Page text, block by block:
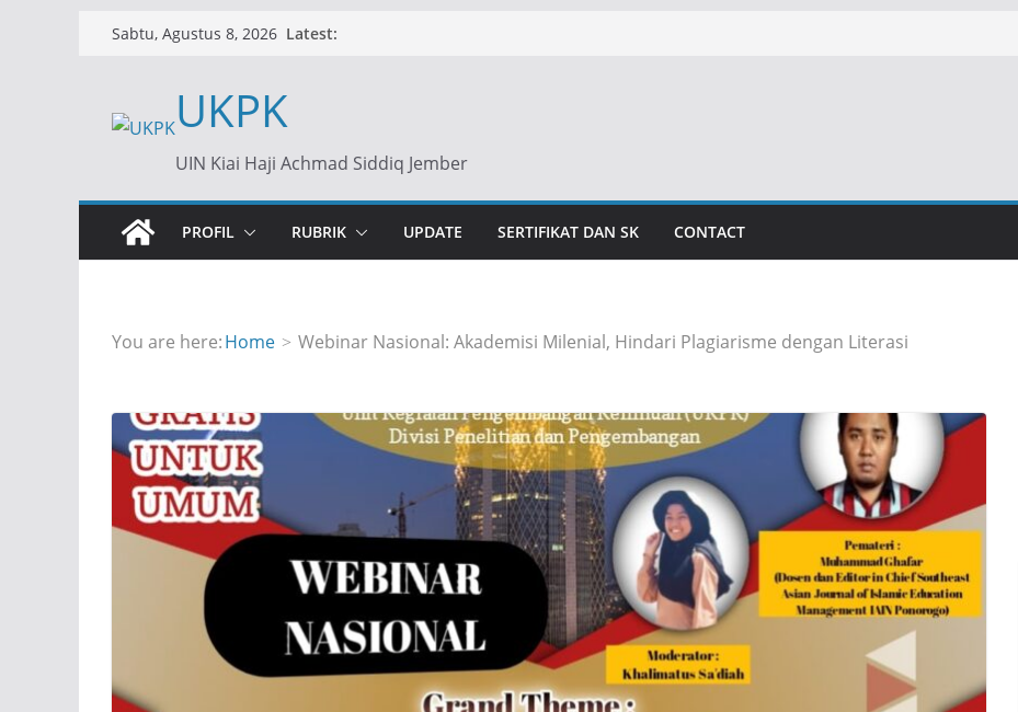
Sabtu, Agustus 8, 2026 Latest:
UKPK
UIN Kiai Haji Achmad Siddiq Jember
PROFIL RUBRIK UPDATE SERTIFIKAT DAN SK CONTACT
You are here:Home Webinar Nasional: Akademisi Milenial, Hindari Plagiarisme dengan Literasi